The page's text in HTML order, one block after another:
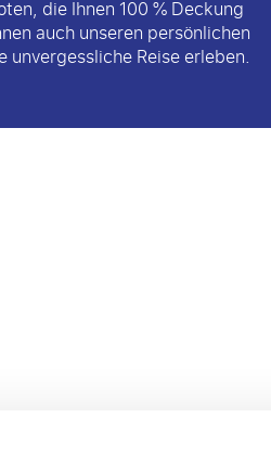
die Ihnen 100 % Deckung
auch unseren persönlichen
Reise erleben.